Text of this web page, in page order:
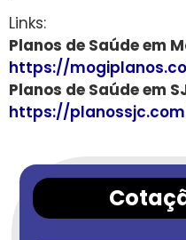
Links:
Planos de Saúde em
https://
Planos de Saúde em
https://